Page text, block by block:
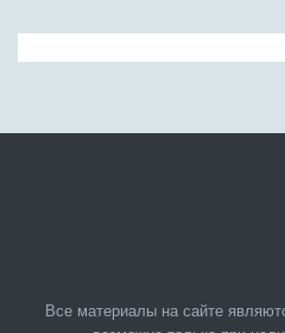
Все материалы на сайте